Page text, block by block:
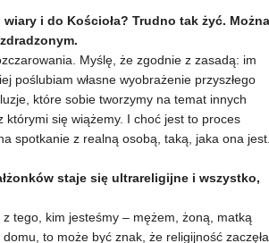
i do Kościoła? Trudno tak żyć. Można
Myślę, że zgodnie z zasadą: im
poślubiam własne wyobrażenie przyszłego
które sobie tworzymy na temat innych
się wiążemy. I choć jest to proces
spotkanie z realną osobą, taką, jaka ona
staje się ultrareligijne i wszystko,
tego, kim jesteśmy – mężem, żoną, matką
to może być znak, że religijność zaczęła